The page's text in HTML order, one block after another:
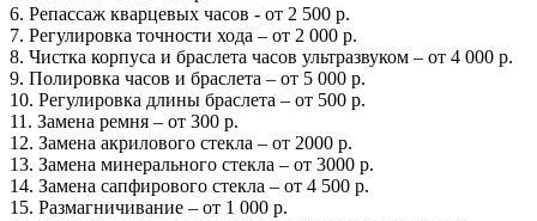
6. Репассаж кварцевых часов - от 2 500 р.
7. Регулировка точности хода – от 2 000 р.
8. Чистка корпуса и браслета часов ультразвуком – от 4 000 р.
9. Полировка часов и браслета – от 5 000 р.
10. Регулировка длины браслета – от 500 р.
11. Замена ремня – от 300 р.
12. Замена акрилового стекла – от 2000 р.
13. Замена минерального стекла – от 3000 р.
14. Замена сапфирового стекла – от 4 500 р.
15. Размагничивание – от 1 000 р.